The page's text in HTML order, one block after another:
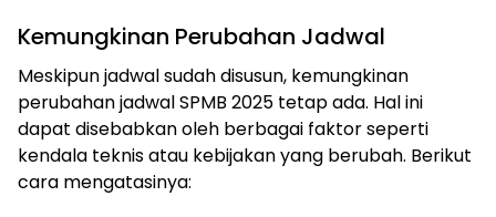
Kemungkinan Perubahan Jadwal
Meskipun jadwal sudah disusun, kemungkinan
perubahan jadwal SPMB 2025 tetap ada. Hal ini
dapat disebabkan oleh berbagai faktor seperti
kendala teknis atau kebijakan yang berubah. Berikut
cara mengatasinya: